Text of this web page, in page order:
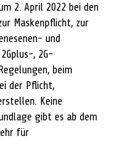
2. April 2022 bei den
Maskenpflicht, zur
und
, 2G-
beim
der Pflicht,
Keine
gibt es ab dem
für